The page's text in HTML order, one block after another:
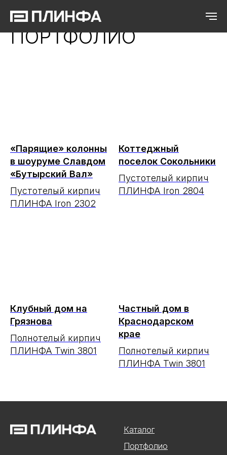
ГЛАВНАЯ → ПОРТФОЛИО
ПОРТФОЛИО
«Парящие» колонны
в шоуруме Славдом
«Бутырский Вал»
Пустотелый кирпич
ПЛИНФА Iron 2302
Коттеджный
поселок Сокольники
Пустотелый кирпич
ПЛИНФА Iron 2804
Клубный дом на
Грязнова
Полнотелый кирпич
ПЛИНФА Twin 3801
Частный дом в
Краснодарском
крае
Полнотелый кирпич
ПЛИНФА Twin 3801
Каталог
Портфолио